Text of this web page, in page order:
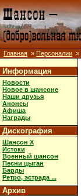
Главная » Персоналии »
Информация
Новости
Новое в шансоне
Наши друзья
Анонсы
Афиша
Награды
Дискография
Шансон X
Истоки
Военный шансон
Песни цыган
Барды
Ретро, эстрада ...
Архив